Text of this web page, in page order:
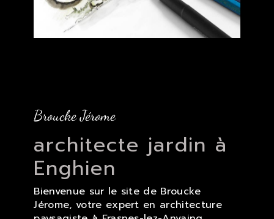
Broucke Jérome
architecte jardin à
Enghien
Bienvenue sur le site de Broucke
Jérome, votre expert en architecture